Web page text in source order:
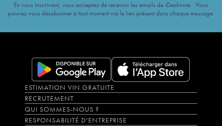
En vous inscrivant, vous acceptez de recevoir les emails de iDealwine. Vous
pouvez vous désabonner à tout moment via le lien présent dans chaque message.
ESTIMATION VIN GRATUITE
RECRUTEMENT
QUI SOMMES-NOUS ?
RESPONSABILITÉ D'ENTREPRISE